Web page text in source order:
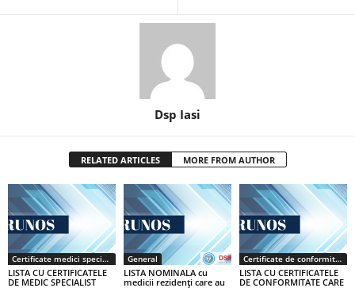
Dsp Iasi
RELATED ARTICLES MORE FROM AUTHOR
Certificate medici specialiști / primari
LISTA CU CERTIFICATELE
DE MEDIC SPECIALIST
General
LISTA NOMINALA cu
medicii rezidenţi care au
Certificate de conformitate
LISTA CU CERTIFICATELE
DE CONFORMITATE CARE